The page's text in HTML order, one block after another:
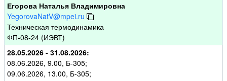
Егорова Наталья Владимировна
YegorovaNatV@mpei.ru
Техническая термодинамика
ФП-08-24 (ИЭВТ)
28.05.2026 - 31.08.2026:
08.06.2026, 9.00, Б-305;
09.06.2026, 13.00, Б-305;